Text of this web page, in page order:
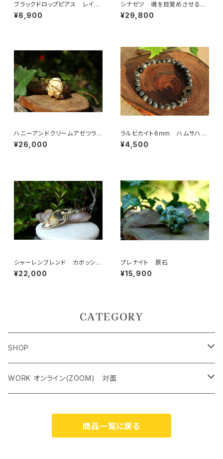
ブラックドロップピアス レイン
ボーオブシディアン
¥6,900
シナゼツ 魂を目覚めさせる
「内なる錬金術の石」
¥29,800
ハニーアンドクリームアゼツライ
ト 不安を癒す 至福の波に包
まれる
¥26,000
ラルビカイト6mm ハムサハン
ド
¥4,500
シャーレンブレンド カボッショ
ン ネックレス 強靭なパワー
で、来世を動かす 夢の実現
¥22,000
プレナイト 原石
¥15,900
CATEGORY
SHOP
ペンダントトップ＜レアストーン＞
ケルティック アンド シンボルネックレス
WORK オンライン(ZOOM) 対面
霊気アチューンメント オンライン（ZOOM） 対面
商品一覧に戻る